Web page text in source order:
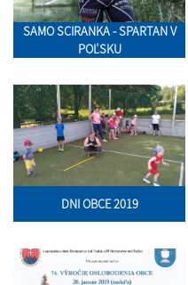
SAMO SCIRANKA - SPARTAN V
POĽSKU
DNI OBCE 2019